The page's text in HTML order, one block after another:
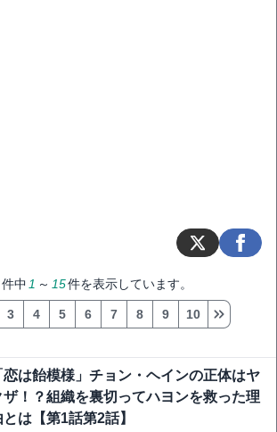
件中 1 ～ 15件を表示しています。
3 4 5 6 7 8 9 10
恋は飴模様」チョン・ヘインの正体はヤ
ザ！？組織を裏切ってハヨンを救った理
とは【第1話第2話】